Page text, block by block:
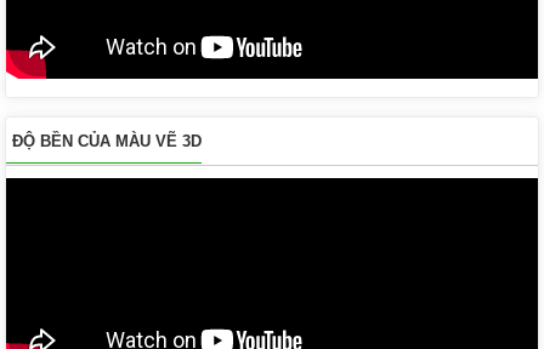
ĐỘ BỀN CỦA MÀU VẼ 3D